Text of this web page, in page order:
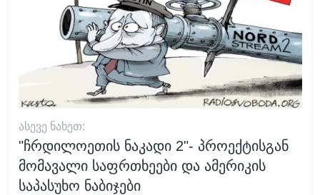
ᲐᲡᲔᲕᲔ ᲜᲐᲮᲔᲗ:
"ჩრდილოეთის ნაკადი 2"- პროექტისგან
მომავალი საფრთხეები და ამერიკის
საპასუხო ნაბიჯები